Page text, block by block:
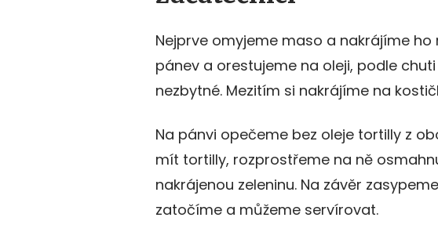
Nejprve omyjeme maso a nakrájíme ho
pánev a orestujeme na oleji, podle
nezbytné. Mezitím si nakrájíme na
Na pánvi opečeme bez oleje tortilly z
mít tortilly, rozprostřeme na ně
nakrájenou zeleninu. Na závěr
zatočíme a můžeme servírovat.